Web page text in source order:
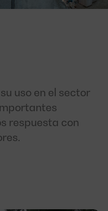
uso en el sector
respuesta con